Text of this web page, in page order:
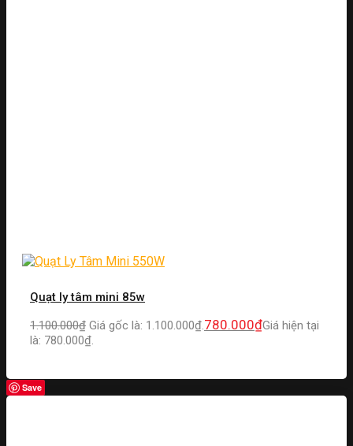
Quạt ly tâm mini 85w
1.100.000₫ Giá gốc là: 1.100.000₫.780.000₫Giá hiện tại
là: 780.000₫.
Save